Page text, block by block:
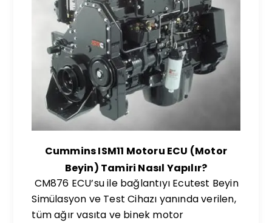
Cummins ISM11 Motoru ECU (Motor
Beyin) Tamiri Nasıl Yapılır?
CM876 ECU’su ile bağlantıyı Ecutest Beyin
Simülasyon ve Test Cihazı yanında verilen,
tüm ağır vasıta ve binek motor